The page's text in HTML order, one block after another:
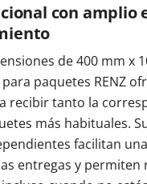
con amplio
de 400 mm x
paquetes RENZ
recibir tanto la
más habituales.
facilitan
entregas y permiten